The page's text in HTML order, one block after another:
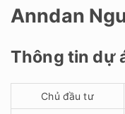
Anndan
Thông tin dự
Chủ đầu tư